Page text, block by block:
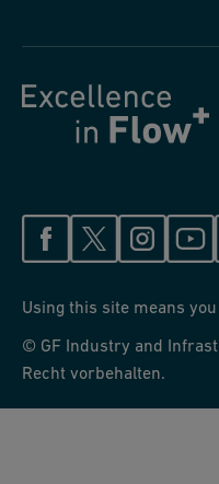
Using this site means
© GF Industry and
Recht vorbehalten.